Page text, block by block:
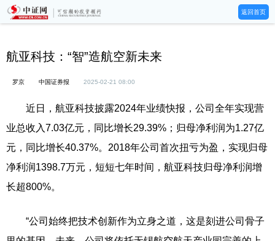
返回首页
航亚科技：“智”造航空新未来
罗京 中国证券报 2025-02-21 08:00
近日，航亚科技披露2024年业绩快报，公司全年实现营
业总收入7.03亿元，同比增长29.39%；归母净利润为1.27亿
元，同比增长40.37%。2018年公司首次扭亏为盈，实现归母
净利润1398.7万元，短短七年时间，航亚科技归母净利润增
长超800%。
“公司始终把技术创新作为立身之道，这是刻进公司骨子